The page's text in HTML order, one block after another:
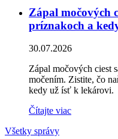
Zápal močových
príznakoch a
30.07.2026
Zápal močových ciest
močením. Zistite, čo
kedy už ísť k lekárovi.
Čítajte viac
Všetky správy